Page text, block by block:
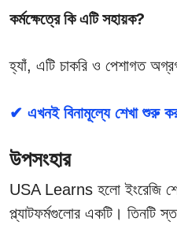
কর্মক্ষেত্রে কি এটি সহায়ক?
হ্যাঁ, এটি চাকরি ও পেশাগত
✔ এখনই বিনামূল্যে শেখা শুরু
উপসংহার
USA Learns হলো ইংরেজি
প্ল্যাটফর্মগুলোর একটি। তিনটি